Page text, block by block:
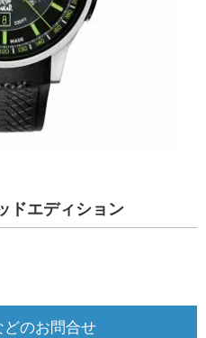
ドエディション
のお問合せ